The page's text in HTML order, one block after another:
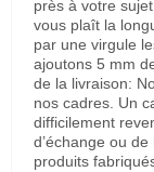
près à votre
vous plaît la
par une virgule
ajoutons 5 mm
de la livraison:
nos cadres. Un
difficilement
d’échange ou
produits